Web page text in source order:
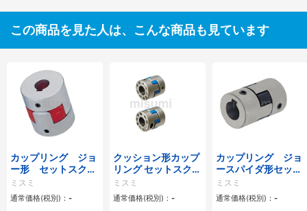
この商品を見た人は、こんな商品も見ています
カップリング ジョ
ー形 セットスクリ
ュータイプ
ミスミ
通常価格(税別)： -
クッション形カップ
リング セットスクリ
ュータイプ/クラン
ピング
ミスミ
通常価格(税別)： -
カップリング ジョ
ースパイダ形セット
スクリュー・キー溝
タイプ
ミスミ
通常価格(税別)： -